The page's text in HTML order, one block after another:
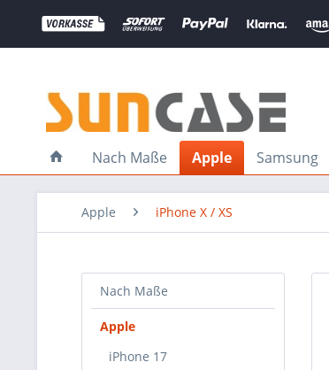
Nach Maße Apple Samsung
Apple iPhone X / XS
Nach Maße
Apple
iPhone 17